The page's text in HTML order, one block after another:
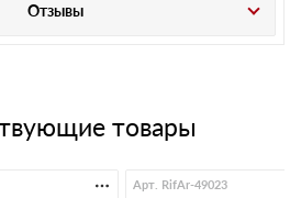
Отзывы
товары
Арт. RifAr-49023